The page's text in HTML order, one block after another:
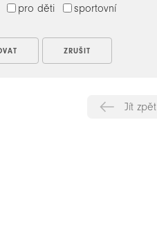
pro děti sportovní
Jít zpět